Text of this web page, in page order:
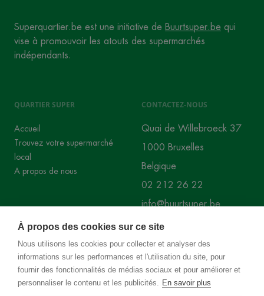
À propos des cookies sur ce site
Nous utilisons les cookies pour collecter et analyser des
informations sur les performances et l'utilisation du site, pour
fournir des fonctionnalités de médias sociaux et pour améliorer et
personnaliser le contenu et les publicités. En savoir plus
Superquartier.be est une initiative de Buurtsuper.be qui
vise à promouvoir les atouts des supermarchés
indépendants.
QUARTIER SUPER
Accueil
Trouvez votre supermarché
local
A propos de nous
CONTACTEZ-NOUS
Quai de Willebroeck 37
1000 Bruxelles
Belgique
02 212 26 22
info@buurtsuper.be
RÉSEAUX SOCIAUX
Instagram Facebook